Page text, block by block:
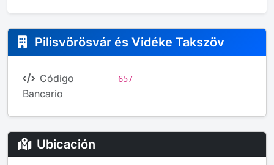
Pilisvörösvár és Vidéke Takszöv
Código
Bancario
657
Ubicación